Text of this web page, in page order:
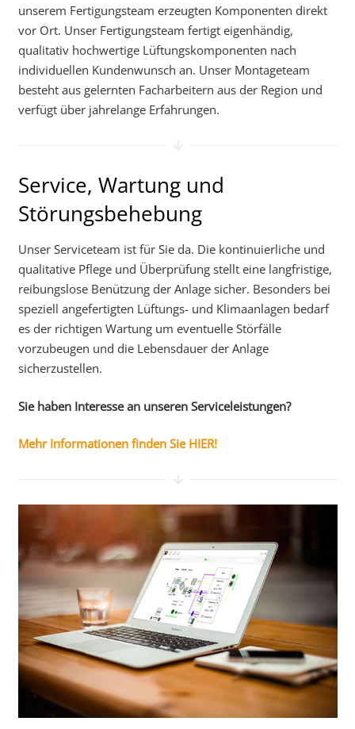
unserem Fertigungsteam erzeugten Komponenten direkt
vor Ort. Unser Fertigungsteam fertigt eigenhändig,
qualitativ hochwertige Lüftungskomponenten nach
individuellen Kundenwunsch an. Unser Montageteam
besteht aus gelernten Facharbeitern aus der Region und
verfügt über jahrelange Erfahrungen.
Service, Wartung und
Störungsbehebung
Unser Serviceteam ist für Sie da. Die kontinuierliche und
qualitative Pflege und Überprüfung stellt eine langfristige,
reibungslose Benützung der Anlage sicher. Besonders bei
speziell angefertigten Lüftungs- und Klimaanlagen bedarf
es der richtigen Wartung um eventuelle Störfälle
vorzubeugen und die Lebensdauer der Anlage
sicherzustellen.
Sie haben Interesse an unseren Serviceleistungen?
Mehr Informationen finden Sie HIER!